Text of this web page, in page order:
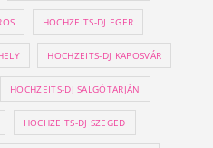
HOCHZEITS-DJ EGER
HOCHZEITS-DJ KAPOSVÁR
HOCHZEITS-DJ SALGÓTARJÁN
HOCHZEITS-DJ SZEGED